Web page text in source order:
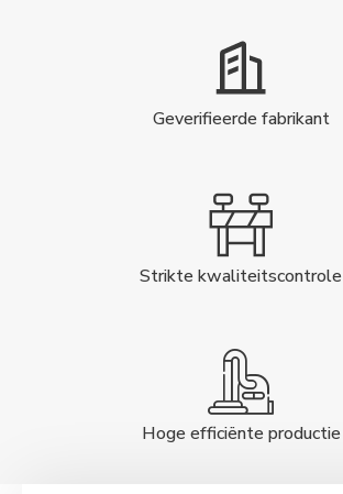
Geverifieerde fabrikant
Strikte kwaliteitscontrole
Hoge efficiënte productie